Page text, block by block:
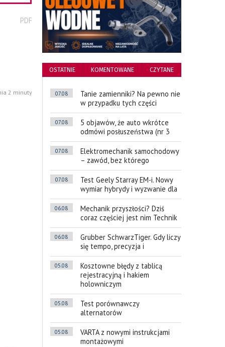
wydrukuj
podstronę
PDF
2 minuty
OSTATNIE KOMENTOWANE CZYTANE
07.08
Tanie zamienniki? Na pewno nie
w przypadku tych części
07.08
5 objawów, że auto wkrótce
odmówi posłuszeństwa (nr 3
07.08
Elektromechanik samochodowy
– zawód, bez którego
07.08
Test Geely Starray EM-i. Nowy
wymiar hybrydy i wyzwanie dla
06.08
Mechanik przyszłości? Dziś
coraz częściej jest nim Technik
06.08
Grubber SchwarzTiger. Gdy liczy
się tempo, precyzja i
05.08
Kosztowne błędy z tablicą
rejestracyjną i hakiem
holowniczym
05.08
Test porównawczy
alternatorów
05.08
VARTA z nowymi instrukcjami
montażowymi